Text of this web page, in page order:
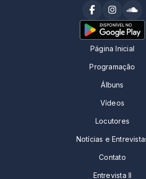
Página Inicial
Programação
Álbuns
Vídeos
Locutores
Notícias e
Contato
Entrevista II